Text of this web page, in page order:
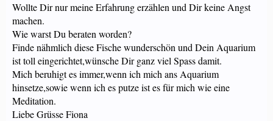
Wollte Dir nur meine Erfahrung erzählen und Dir keine Angst
machen.
Wie warst Du beraten worden?
Finde nähmlich diese Fische wunderschön und Dein Aquarium
ist toll eingerichtet,wünsche Dir ganz viel Spass damit.
Mich beruhigt es immer,wenn ich mich ans Aquarium
hinsetze,sowie wenn ich es putze ist es für mich wie eine
Meditation.
Liebe Grüsse Fiona